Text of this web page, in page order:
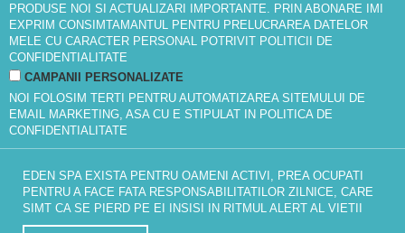
PRODUSE NOI SI ACTUALIZARI IMPORTANTE. PRIN ABONARE IMI
EXPRIM CONSIMTAMANTUL PENTRU PRELUCRAREA DATELOR
MELE CU CARACTER PERSONAL POTRIVIT POLITICII DE
CONFIDENTIALITATE
CAMPANII PERSONALIZATE
NOI FOLOSIM TERTI PENTRU AUTOMATIZAREA SITEMULUI DE
EMAIL MARKETING, ASA CU E STIPULAT IN POLITICA DE
CONFIDENTIALITATE
EDEN SPA EXISTA PENTRU OAMENI ACTIVI, PREA OCUPATI
PENTRU A FACE FATA RESPONSABILITATILOR ZILNICE, CARE
SIMT CA SE PIERD PE EI INSISI IN RITMUL ALERT AL VIETII